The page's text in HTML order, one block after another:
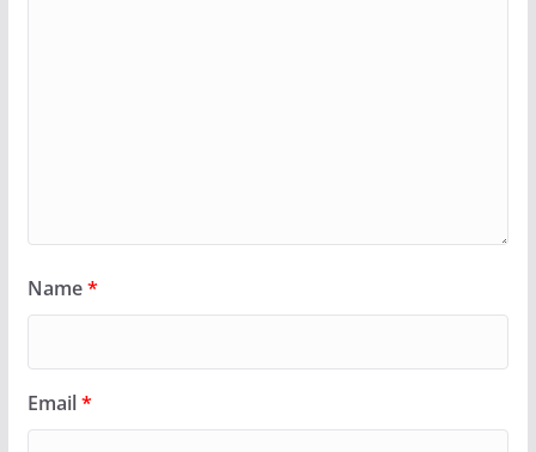
Name*
Email*